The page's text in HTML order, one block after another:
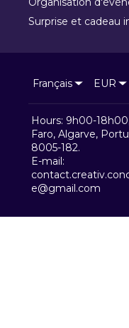
Surprise et cadeau
Français EUR
Hours: 9h00-
Faro, Algarve,
8005-182.
E-mail:
e@gmail.com